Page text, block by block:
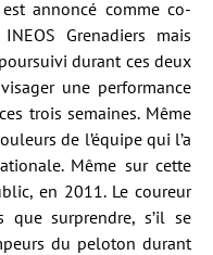
annoncé comme co-
Grenadiers mais
durant ces deux
une performance
trois semaines. Même
de l’équipe qui l’a
Même sur cette
en 2011. Le coureur
surprendre, s’il se
du peloton durant